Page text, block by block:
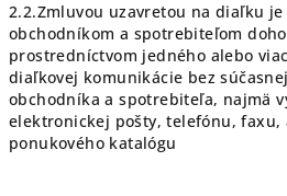
2.2.Zmluvou uzavretou na diaľku
obchodníkom a spotrebiteľom
prostredníctvom jedného alebo
diaľkovej komunikácie bez
obchodníka a spotrebiteľa, najmä
elektronickej pošty, telefónu, faxu,
ponukového katalógu